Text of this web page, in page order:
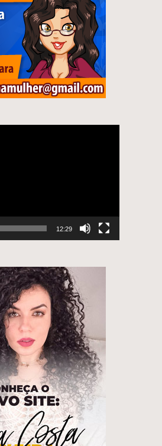
12:29